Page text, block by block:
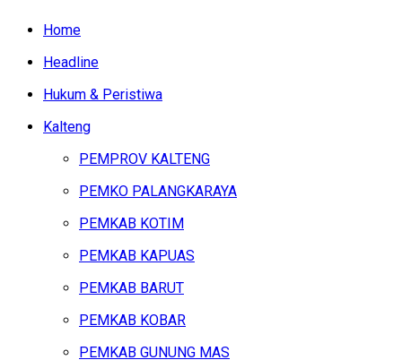
Home
Headline
Hukum & Peristiwa
Kalteng
PEMPROV KALTENG
PEMKO PALANGKARAYA
PEMKAB KOTIM
PEMKAB KAPUAS
PEMKAB BARUT
PEMKAB KOBAR
PEMKAB GUNUNG MAS